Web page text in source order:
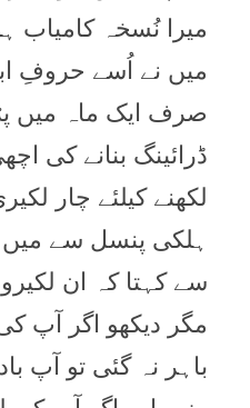
ميرا نُسخہ کامياب
صرف ايک ماہ ميں
ڈرائينگ بنانے کی
لکھنے کيلئے چار
ہلکی پنسل سے ميں
سے کہتا کہ ان
مگر ديکھو اگر آپ
باہر نہ گئی تو آپ